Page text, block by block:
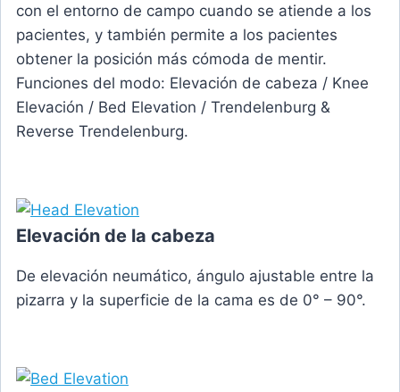
con el entorno de campo cuando se atiende a los
pacientes, y también permite a los pacientes
obtener la posición más cómoda de mentir.
Funciones del modo: Elevación de cabeza / Knee
Elevación / Bed Elevation / Trendelenburg &
Reverse Trendelenburg.
Elevación de la cabeza
De elevación neumático, ángulo ajustable entre la
pizarra y la superficie de la cama es de 0° – 90°.